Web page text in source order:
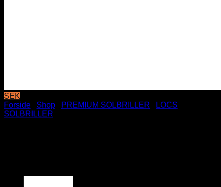
SEK
Forside
Shop PREMIUM SOLBRILLER
LOCS
SOLBRILLER